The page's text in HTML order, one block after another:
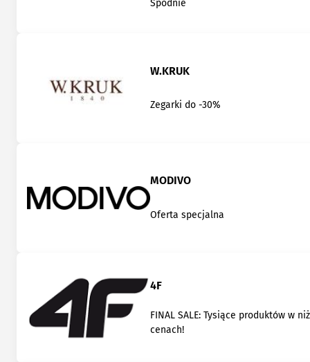
Spodnie
W.KRUK
Zegarki do -30%
MODIVO
Oferta specjalna
4F
FINAL SALE: Tysiące produktów w
cenach!